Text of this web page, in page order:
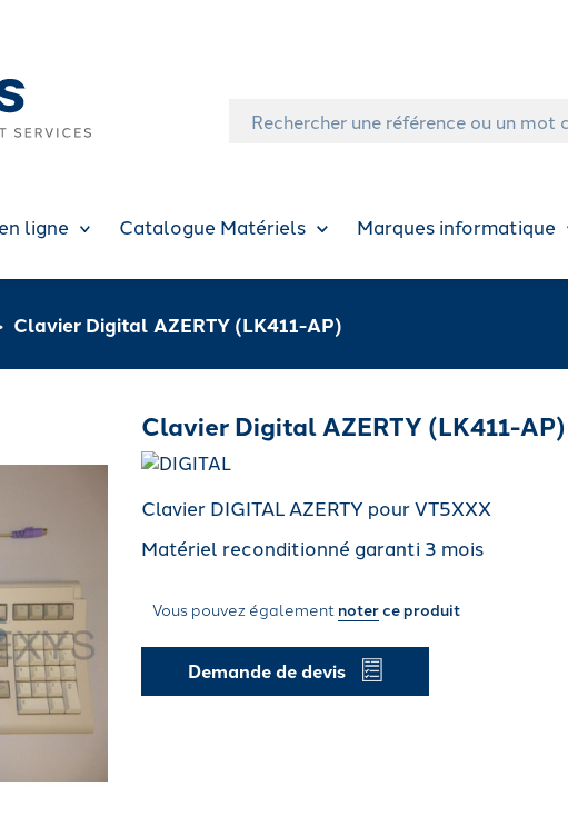
ligne Catalogue Matériels Marques informatique
Clavier Digital AZERTY (LK411-AP)
Clavier Digital AZERTY (LK411-AP)
Clavier DIGITAL AZERTY pour VT5XXX
Matériel reconditionné garanti 3 mois
Vous pouvez également noterce produit
Demande de devis